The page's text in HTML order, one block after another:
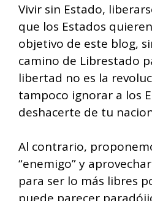
Vivir sin Estado,
que los Estados
objetivo de este blog,
camino de Librestado
libertad no es la
tampoco ignorar a los
deshacerte de tu
Al contrario,
“enemigo” y
para ser lo más libres